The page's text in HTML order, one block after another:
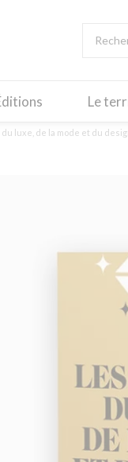
Le
luxe, de la mode et du